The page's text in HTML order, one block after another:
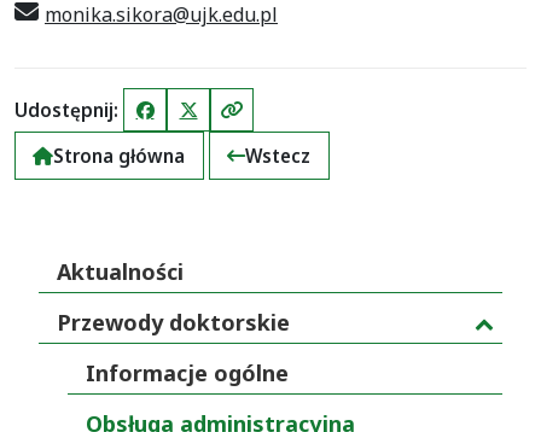
monika.sikora@ujk.edu.pl
Udostępnij: FacebookX (Twitter)Kopiuj link
Strona główna
Wstecz
Aktualności
Przewody doktorskie
Informacje ogólne
Obsługa administracyjna